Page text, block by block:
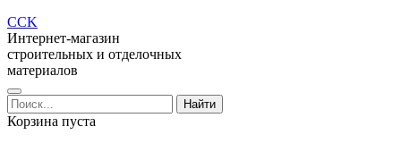
CCK
Интернет-магазин
строительных и отделочных
материалов
Корзина пуста